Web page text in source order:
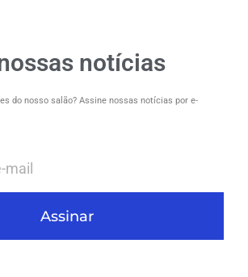
notícias
do nosso salão? Assine nossas notícias por e-
Assinar